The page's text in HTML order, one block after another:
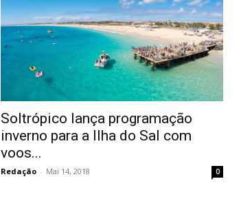
Soltrópico lança programação
inverno para a Ilha do Sal com
voos...
Redação - Mai 14, 2018 0